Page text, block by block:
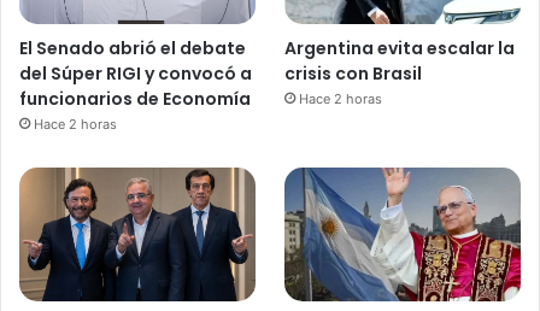
El Senado abrió el debate
del Súper RIGI y convocó a
funcionarios de Economía
Hace 2 horas
Argentina evita escalar la
crisis con Brasil
Hace 2 horas